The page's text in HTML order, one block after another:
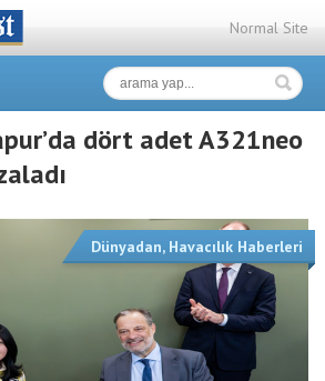
Normal Site
dört adet A321neo
Dünyadan, Havacılık Haberleri